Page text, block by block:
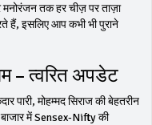
तक हर चीज़ पर ताज़ा
हैं, इसलिए आप कभी भी पुराने
– त्वरित अपडेट
पारी, मोहम्मद सिराज की बेहतरीन
में Sensex‑Nifty की